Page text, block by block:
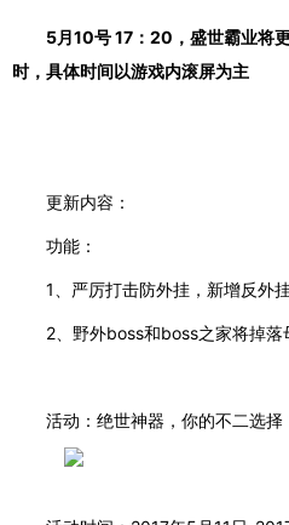
5月10号 17：20，盛世霸业将
时，具体时间以游戏内滚屏为主
更新内容：
功能：
1、 严厉打击防外挂，新增反外
2、 野外boss和boss之家将掉落
活动：绝世神器，你的不二选择